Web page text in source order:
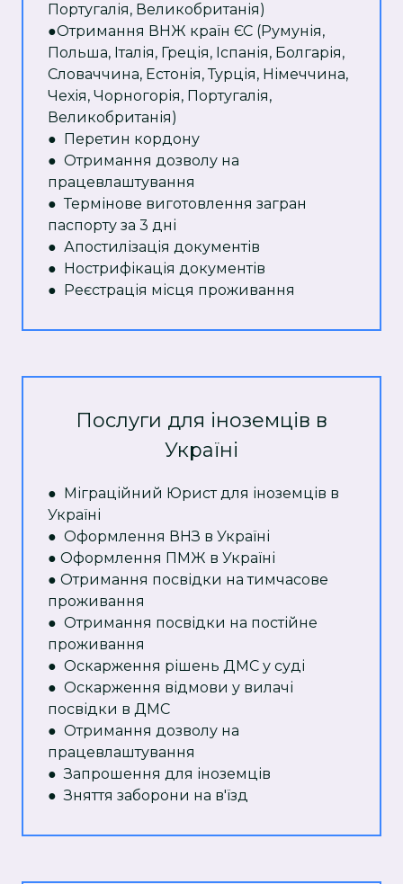
Португалія, Великобританія)
●Отримання ВНЖ країн ЄС (Румунія,
Польша, Італія, Греція, Іспанія, Болгарія,
Словаччина, Естонія, Турція, Німеччина,
Чехія, Чорногорія, Португалія,
Великобританія)
● Перетин кордону
● Отримання дозволу на
працевлаштування
● Термінове виготовлення загран
паспорту за 3 дні
● Апостилізація документів
● Нострифікація документів
● Реєстрація місця проживання
Послуги для іноземців в
Україні
● Міграційний Юрист для іноземців в
Україні
● Оформлення ВНЗ в Україні
● Оформлення ПМЖ в Україні
● Отримання посвідки на тимчасове
проживання
● Отримання посвідки на постійне
проживання
● Оскарження рішень ДМС у суді
● Оскарження відмови у вилачі
посвідки в ДМС
● Отримання дозволу на
працевлаштування
● Запрошення для іноземців
● Зняття заборони на в'їзд